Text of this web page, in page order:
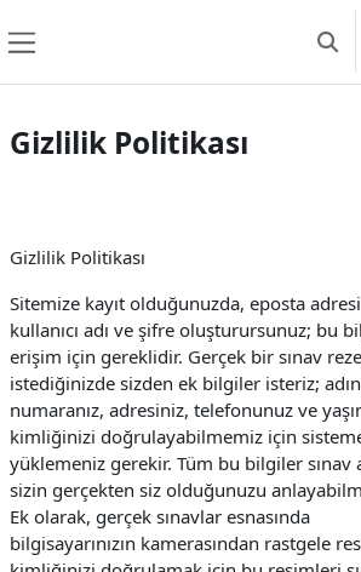
Gizlilik Politikası
Gizlilik Politikası
Sitemize kayıt olduğunuzda, eposta
kullanıcı adı ve şifre oluşturursunuz; bu
erişim için gereklidir. Gerçek bir sınav
istediğinizde sizden ek bilgiler isteriz;
numaranız, adresiniz, telefonunuz ve
kimliğinizi doğrulayabilmemiz için
yüklemeniz gerekir. Tüm bu bilgiler sınav
sizin gerçekten siz olduğunuzu
Ek olarak, gerçek sınavlar esnasında
bilgisayarınızın kamerasından rastgele